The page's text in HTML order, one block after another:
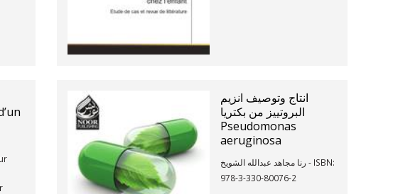
انتاج وتوصيف انزيم
البروتييز من بكتريا
Pseudomonas
aeruginosa
رنا مجاهد عبدالله الشويخ - ISBN:
978-3-330-80076-2